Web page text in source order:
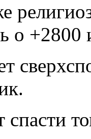
о +2800
спасти